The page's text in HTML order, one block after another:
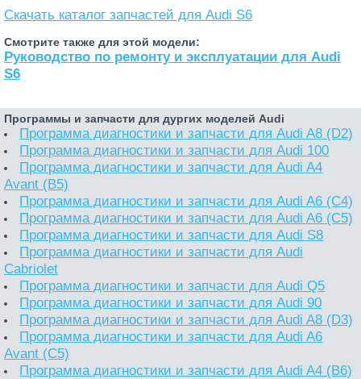
Скачать каталог запчастей для Audi S6
Смотрите также для этой модели:
Руководство по ремонту и эксплуатации для Audi
S6
Программы и запчасти для дургих моделей Audi
Программа диагностики и запчасти для Audi A8 (D2)
Программа диагностики и запчасти для Audi 100
Программа диагностики и запчасти для Audi A4
Avant (B5)
Программа диагностики и запчасти для Audi A6 (C4)
Программа диагностики и запчасти для Audi A6 (C5)
Программа диагностики и запчасти для Audi S8
Программа диагностики и запчасти для Audi
Cabriolet
Программа диагностики и запчасти для Audi Q5
Программа диагностики и запчасти для Audi 90
Программа диагностики и запчасти для Audi A8 (D3)
Программа диагностики и запчасти для Audi A6
Avant (C5)
Программа диагностики и запчасти для Audi A4 (B6)